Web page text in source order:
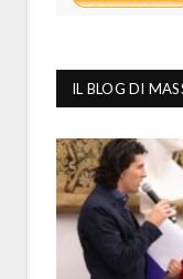
IL BLOG DI